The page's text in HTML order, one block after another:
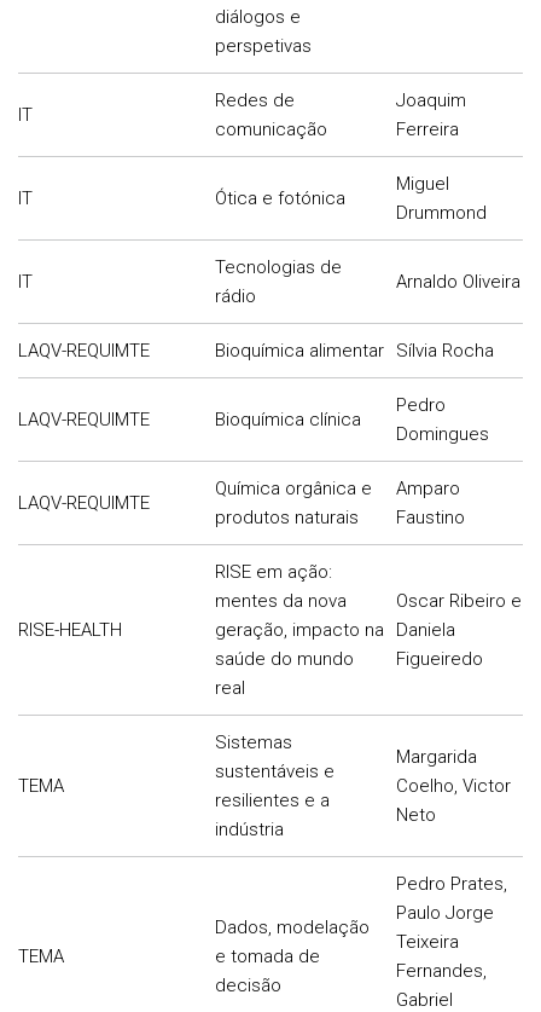
diálogos e
perspetivas
IT
Redes de
comunicação
Joaquim
Ferreira
IT Ótica e fotónica
Miguel
Drummond
IT
Tecnologias de
rádio
Arnaldo Oliveira
LAQV-REQUIMTE Bioquímica alimentar Sílvia Rocha
LAQV-REQUIMTE Bioquímica clínica
Pedro
Domingues
LAQV-REQUIMTE
Química orgânica e
produtos naturais
Amparo
Faustino
RISE-HEALTH
RISE em ação:
mentes da nova
geração, impacto na
saúde do mundo
real
Oscar Ribeiro e
Daniela
Figueiredo
TEMA
Sistemas
sustentáveis e
resilientes e a
indústria
Margarida
Coelho, Victor
Neto
TEMA
Dados, modelação
e tomada de
decisão
Pedro Prates,
Paulo Jorge
Teixeira
Fernandes,
Gabriel